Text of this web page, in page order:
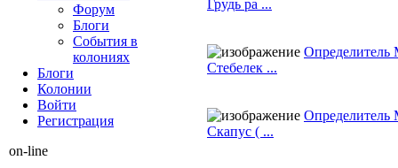
Грудь ра ...
Определитель
Стебелек ...
Определитель
Скапус ( ...
Форум
Блоги
События в
колониях
Блоги
Колонии
Войти
Peгиcтpaция
on-line